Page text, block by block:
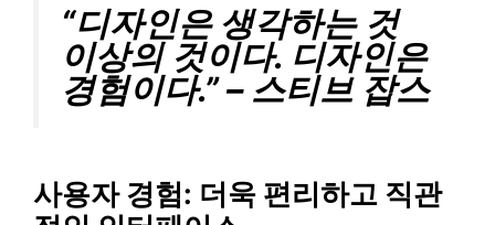
“디자인은 생각하는 것
이상의 것이다. 디자인은
경험이다.” – 스티브 잡스
사용자 경험: 더욱 편리하고 직관